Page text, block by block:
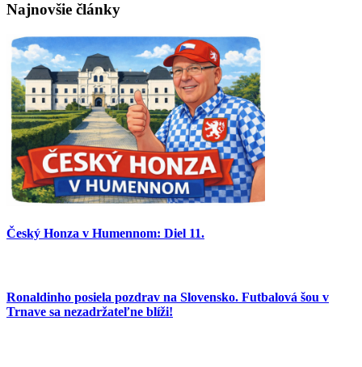
Najnovšie články
Český Honza v Humennom: Diel 11.
Ronaldinho posiela pozdrav na Slovensko. Futbalová šou v
Trnave sa nezadržateľne blíži!